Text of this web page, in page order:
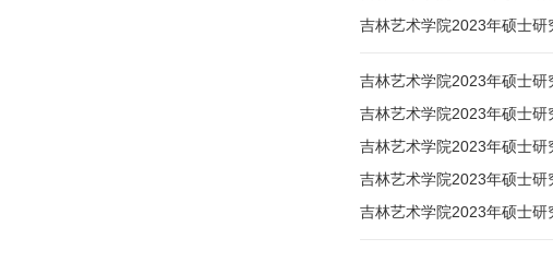
吉林艺术学院2023年硕士
吉林艺术学院2023年硕士研
吉林艺术学院2023年硕士研
吉林艺术学院2023年硕士研
吉林艺术学院2023年硕士研
吉林艺术学院2023年硕士研